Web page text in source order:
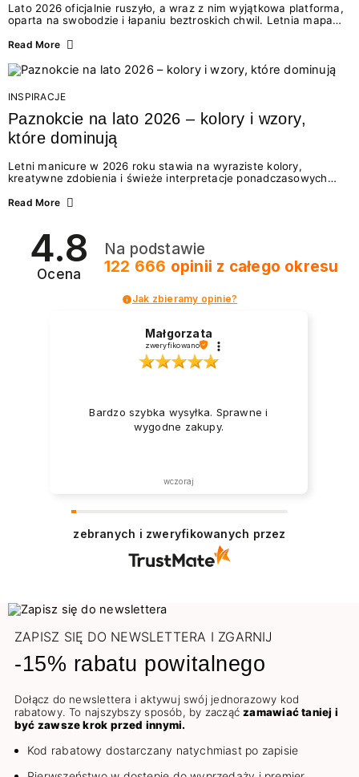
Lato 2026 oficjalnie ruszyło, a wraz z nim wyjątkowa platforma,
oparta na swobodzie i łapaniu beztroskich chwil. Letnia mapa
doświadczenia wakacji – od spontanicznych wyjazdów, przez
Motywem przewodnim jest eksplorowanie i kolekcjonowanie
letnich momentów. Z tej okazji przygotowaliśmy coś absolutnie
wyjątkowego: wielki konkurs z wakacje.pl oraz dawkę
najgorętszych trendów w...
Read More
INSPIRACJE
Paznokcie na lato 2026 – kolory i wzory,
które dominują
Letni manicure w 2026 roku stawia na wyraziste kolory,
kreatywne zdobienia i świeże interpretacje ponadczasowych
zarówno energetycznych odcieni inspirowanych wakacjami, jak
2026? Znajdź inspirację dla swojego manicure!
Read More
4.8
Ocena
Na podstawie
122 666 opinii z całego okresu
Jak zbieramy opinie?
Małgorzata
zweryfikowano
Bardzo szybka wysyłka. Sprawne i
wygodne zakupy.
wczoraj
zebranych i zweryfikowanych przez
ZAPISZ SIĘ DO NEWSLETTERA I ZGARNIJ
-15% rabatu powitalnego
Dołącz do newslettera i aktywuj swój jednorazowy kod
rabatowy. To najszybszy sposób, by zacząćzamawiać taniej i
być zawsze krok przed innymi.
Kod rabatowy dostarczany natychmiast po zapisie